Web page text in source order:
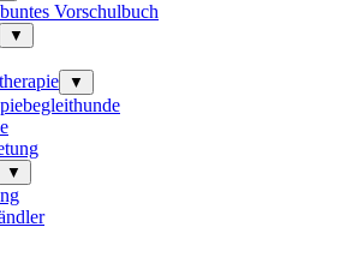
Vorschulbuch
▼
▼
▼